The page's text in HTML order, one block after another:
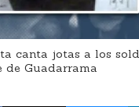
canta jotas a los
de Guadarrama